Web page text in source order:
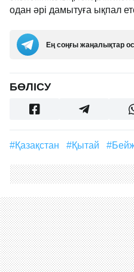
одан әрі дамытуға ықпал
Ең соңғы жаңалықтар
БӨЛІСУ
#Қазақстан #Қытай